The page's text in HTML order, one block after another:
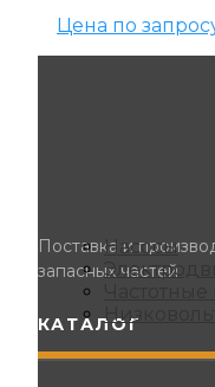
Насосы
Цена по
Поставка и
запасных частей
КАТАЛОГ